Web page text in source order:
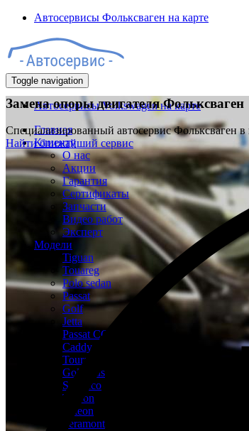
Автосервисы Фольксваген на карте
Toggle navigation
Автосервисы Volkswagen на карте
Главная
Клиенту
О нас
Акции
Гарантия
Сертификаты
Запчасти
Видео работ
Эксперт
Модели
Tiguan
Touareg
Polo sedan
Passat
Golf
Jetta
Passat CC
Caddy
Touran
Golf Plus
Scirocco
Tayron
Arteon
Teramont
Замена опоры двигателя Фольксваген
Специализированный автосервис Фольксваген
Найти ближайший сервис